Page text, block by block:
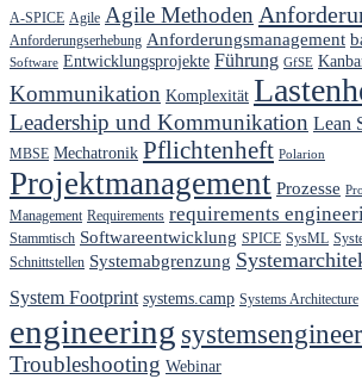
A-SPICE Agile Agile Methoden
Anforderungserhebung Anforderungsmanagement
Software Entwicklungsprojekte Führung GfSE
Kommunikation Komplexität
Leadership und Kommunikation Lean
MBSE Mechatronik Pflichtenheft Polarion
Projektmanagement Prozesse
Management Requirements requirements
Stammtisch Softwareentwicklung SPICE SysML
Schnittstellen Systemabgrenzung
System Footprint systems.camp Systems Architecture
engineering
Troubleshooting Webinar